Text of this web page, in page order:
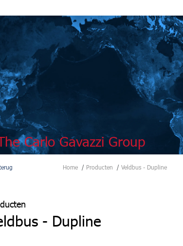
Carlo Gavazzi Group
Home Producten Veldbus - Dupline
- Dupline